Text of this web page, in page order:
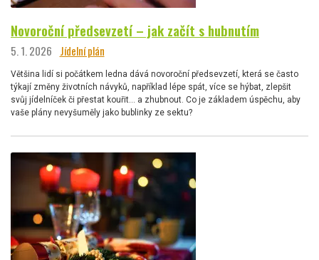
Novoroční předsevzetí – jak začít s hubnutím
5. 1. 2026 Jídelní plán
Většina lidí si počátkem ledna dává novoroční předsevzetí, která se často
týkají změny životních návyků, například lépe spát, více se hýbat, zlepšit
svůj jídelníček či přestat kouřit… a zhubnout. Co je základem úspěchu, aby
vaše plány nevyšuměly jako bublinky ze sektu?